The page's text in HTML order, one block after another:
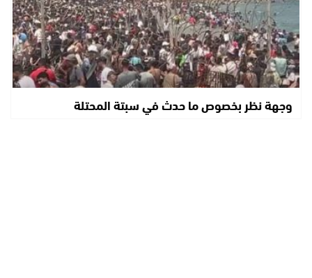
وجهة نظر بخصوص ما حدث في سبتة المحتلة